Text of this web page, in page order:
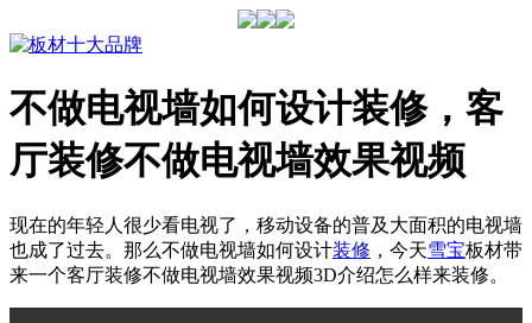
不做电视墙如何设计装修，客
厅装修不做电视墙效果视频
现在的年轻人很少看电视了，移动设备的普及大面积的电视墙
也成了过去。那么不做电视墙如何设计装修 ，今天雪宝板材带
来一个客厅装修不做电视墙效果视频3D介绍怎么样来装修。